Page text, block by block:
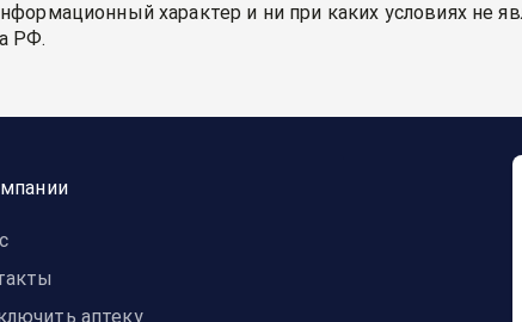
характер и ни при каких условиях не
РФ.
аптеку